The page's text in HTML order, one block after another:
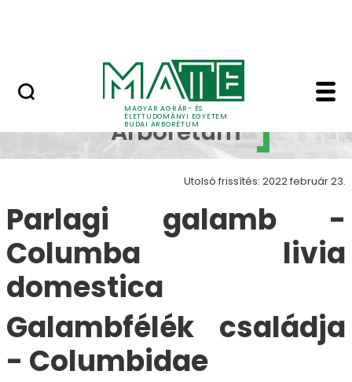
MAGYAR AGRÁR- ÉS
ÉLETTUDOMÁNYI EGYETEM
BUDAI ARBORÉTUM
Parlagi galamb -
Budai
Arborétum
Utolsó frissítés: 2022 február 23.
Parlagi galamb -
Columba livia
domestica
Galambfélék családja
- Columbidae